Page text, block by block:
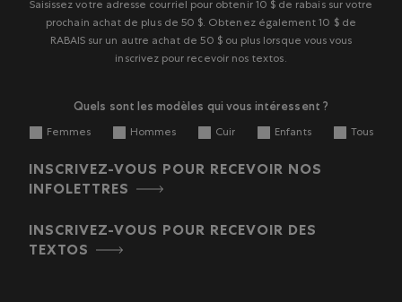
Saisissez votre adresse courriel pour obtenir 10 $ de rabais sur votre
prochain achat de plus de 50 $. Obtenez également 10 $ de
RABAIS sur un autre achat de 50 $ ou plus lorsque vous vous
inscrivez pour recevoir nos textos.
Quels sont les modèles qui vous intéressent ?
Femmes Hommes Cuir Enfants Tous
INSCRIVEZ-VOUS POUR RECEVOIR NOS
INFOLETTRES
INSCRIVEZ-VOUS POUR RECEVOIR DES
TEXTOS